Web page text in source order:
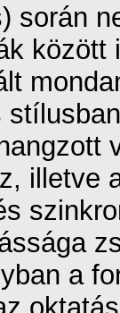
során
illetve
a